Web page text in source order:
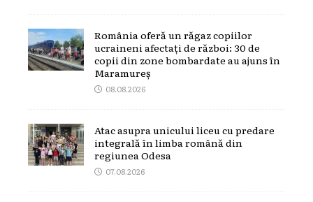
România oferă un răgaz copiilor
ucraineni afectați de război: 30 de
copii din zone bombardate au ajuns în
Maramureș
08.08.2026
Atac asupra unicului liceu cu predare
integrală în limba română din
regiunea Odesa
07.08.2026